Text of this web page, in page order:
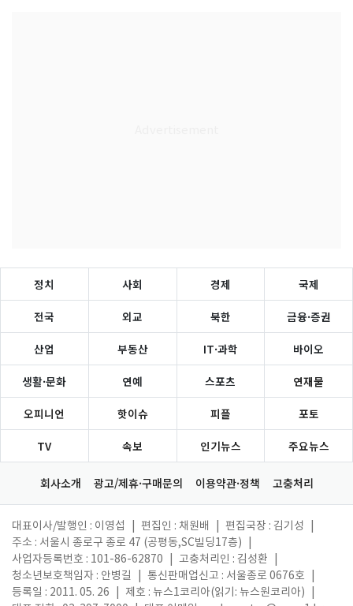
정치 사회 경제 국제
전국 외교 북한 금융·증권
산업 부동산 IT·과학 바이오
생활·문화 연예 스포츠 연재물
오피니언 핫이슈 피플 포토
TV 속보 인기뉴스 주요뉴스
회사소개 광고/제휴·구매문의 이용약관·정책 고충처리
대표이사/발행인 : 이영섭 편집인 : 채원배 편집국장 : 김기성
주소 : 서울시 종로구 종로 47 (공평동,SC빌딩17층)
사업자등록번호 : 101-86-62870
고충처리인 : 김성환
청소년보호책임자 : 안병길
통신판매업신고 : 서울종로 0676호
등록일 : 2011. 05. 26
제호 : 뉴스1코리아(읽기: 뉴스원코리아)